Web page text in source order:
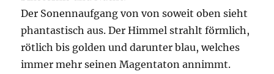
Der Sonennaufgang von von soweit oben sieht
phantastisch aus. Der Himmel strahlt förmlich,
rötlich bis golden und darunter blau, welches
immer mehr seinen Magentaton annimmt.